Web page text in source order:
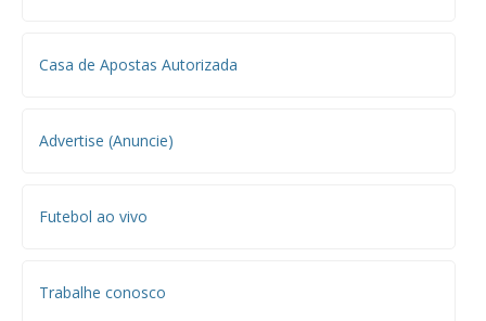
Casa de Apostas Autorizada
Advertise (Anuncie)
Futebol ao vivo
Trabalhe conosco